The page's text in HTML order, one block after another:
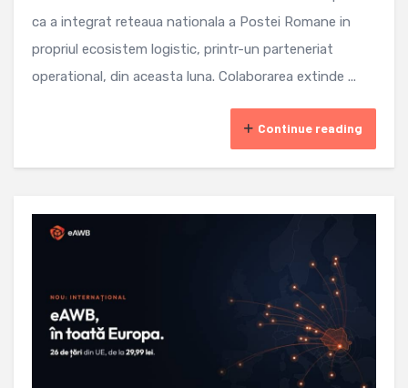
ca a integrat reteaua nationala a Postei Romane in
propriul ecosistem logistic, printr-un parteneriat
operational, din aceasta luna. Colaborarea extinde ...
Continue reading